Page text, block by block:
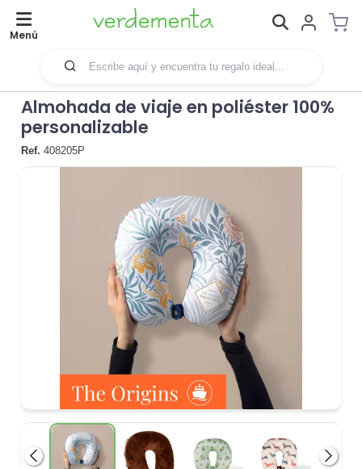
Menú
Almohada de viaje en poliéster 100%
personalizable
Ref. 408205P
Anterior